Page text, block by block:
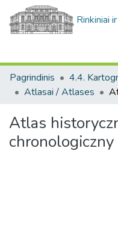
Rinkiniai
Pagrindinis
Atlasai / Atlases
Atlas
chronologiczny